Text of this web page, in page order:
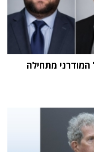
המודרני מתחילה